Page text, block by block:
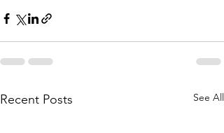
Recent Posts See All